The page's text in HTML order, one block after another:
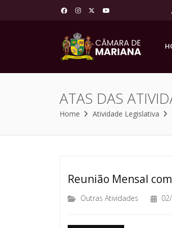
ATAS DAS
Home Atividade Legislativa
Reunião Mensal
Outras Atividades